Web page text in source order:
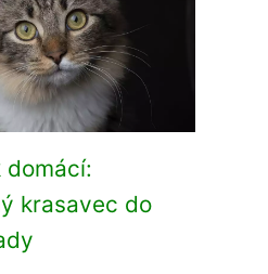
domácí:
krasavec do